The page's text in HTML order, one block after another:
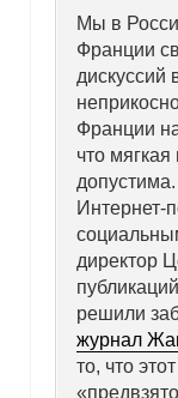
Мы в
Франции
дискуссий
Франции
что
Интернет-
директор
решили
журнал
то, что